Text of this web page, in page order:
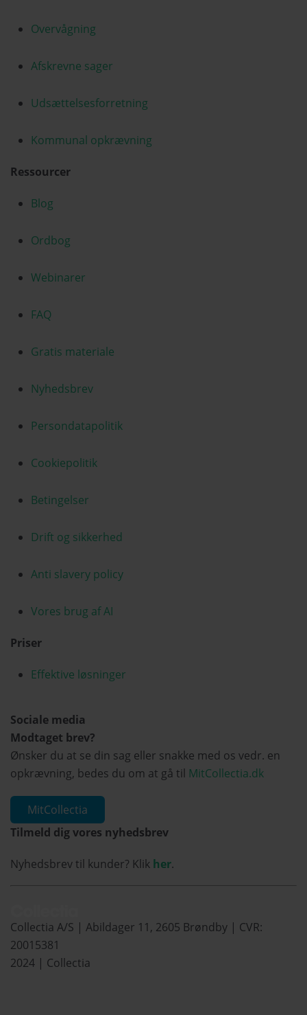
Overvågning
Afskrevne sager
Udsættelsesforretning
Kommunal opkrævning
Ressourcer
Blog
Ordbog
Webinarer
FAQ
Gratis materiale
Nyhedsbrev
Persondatapolitik
Cookiepolitik
Betingelser
Drift og sikkerhed
Anti slavery policy
Vores brug af AI
Priser
Effektive løsninger
Sociale media
Modtaget brev?
Ønsker du at se din sag eller snakke med os vedr. en
opkrævning, bedes du om at gå til MitCollectia.dk
MitCollectia
Tilmeld dig vores nyhedsbrev
Nyhedsbrev til kunder? Klik her.
Collectia A/S | Abildager 11, 2605 Brøndby | CVR:
20015381
2024 | Collectia